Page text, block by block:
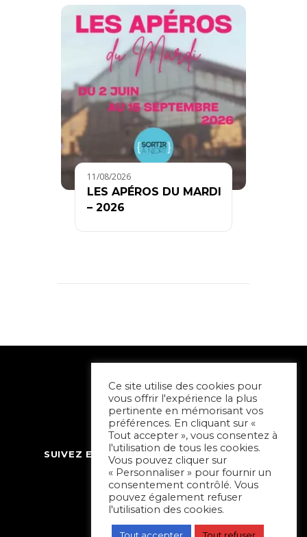
11/08/2026
LES APÉROS DU MARDI
– 2026
SUIVEZ ET CONTACTEZ SORTIR À NIORT
Ce site utilise des cookies pour
vous offrir l'expérience la plus
pertinente en mémorisant vos
préférences. En cliquant sur «
Tout accepter », vous consentez à
l'utilisation de tous les cookies.
Vous pouvez cliquer sur
« Personnaliser » pour fournir un
consentement contrôlé. Vous
pouvez également refuser
l'utilisation des cookies.